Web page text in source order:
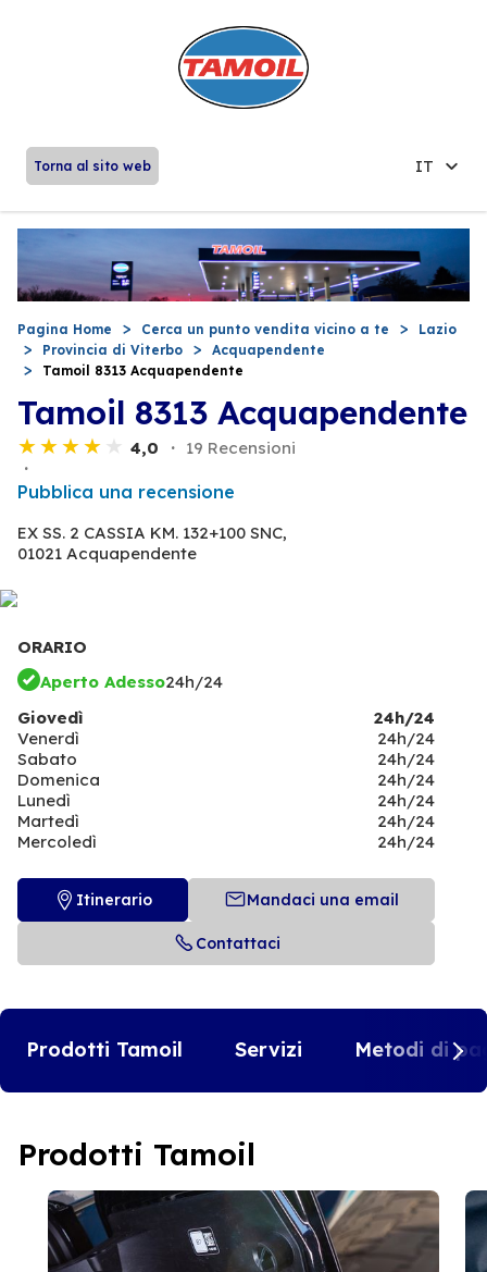
Torna al sito web IT
Pagina Home Cerca un punto vendita vicino a te
Lazio
Provincia di Viterbo
Acquapendente
Tamoil 8313 Acquapendente
Tamoil 8313 Acquapendente
4,0 19 Recensioni
Pubblica una recensione
EX SS. 2 CASSIA KM. 132+100 SNC,
01021 Acquapendente
ORARIO
Aperto Adesso24h/24
Giovedì
24h/24
Venerdì
24h/24
Sabato
24h/24
Domenica
24h/24
Lunedì
24h/24
Martedì
24h/24
Mercoledì
24h/24
Itinerario Mandaci una email
Contattaci
Prodotti Tamoil Servizi Metodi di
Prodotti Tamoil